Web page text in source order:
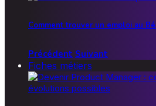
Comment trouver un emploi au
Précédent Suivant
Fiches métiers